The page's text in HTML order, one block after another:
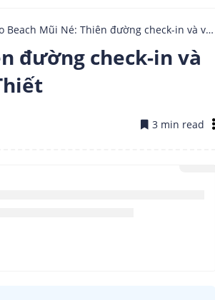
Mũi Né: Thiên đường check-in và vui chơi mới nổi tại Phan Thiết
đường check-in và
3 min read